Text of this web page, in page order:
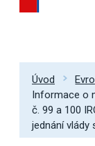
Úvod
Informace o
č. 99 a 100
jednání vlády